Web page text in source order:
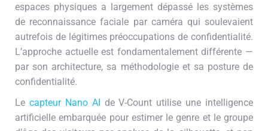
espaces physiques a largement dépassé les systèmes
de reconnaissance faciale par caméra qui soulevaient
autrefois de légitimes préoccupations de confidentialité.
L’approche actuelle est fondamentalement différente —
par son architecture, sa méthodologie et sa posture de
confidentialité.
Le capteur Nano AI de V-Count utilise une intelligence
artificielle embarquée pour estimer le genre et le groupe